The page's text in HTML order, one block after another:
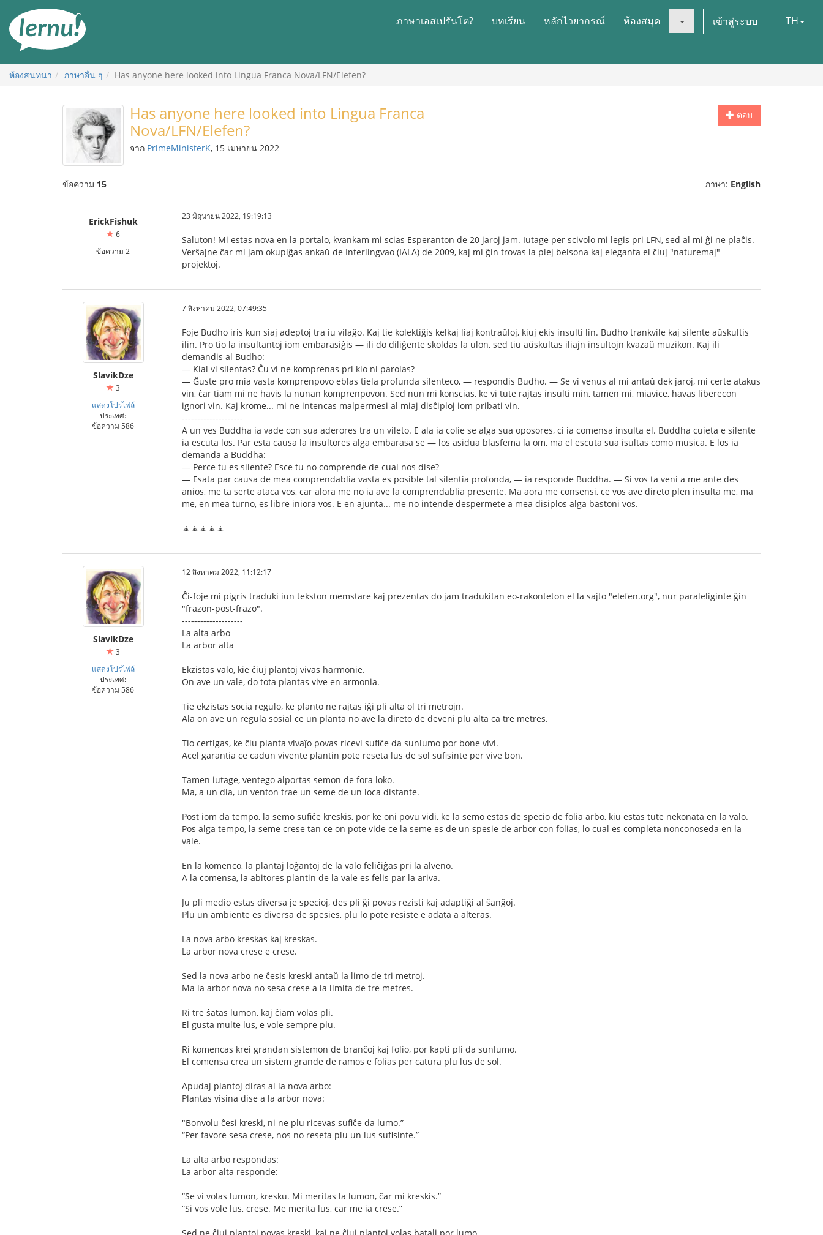
สารบัญ
ภาษาเอสเปรันโต? บทเรียน หลักไวยากรณ์ ห้องสมุด เข้าสู่ระบบ TH
ห้องสนทนา ภาษาอื่น ๆ Has anyone here looked into Lingua Franca Nova/LFN/Elefen?
ตอบ
Has anyone here looked into Lingua Franca
Nova/LFN/Elefen?
จาก PrimeMinisterK, 15 เมษายน 2022
ข้อความ 15 ภาษา: English
ErickFishuk
6
ข้อความ 2
23 มิถุนายน 2022, 19:19:13
Saluton! Mi estas nova en la portalo, kvankam mi scias Esperanton de 20 jaroj jam. Iutage per scivolo mi legis pri LFN, sed al mi ĝi ne plaĉis.
Verŝajne ĉar mi jam okupiĝas ankaŭ de Interlingvao (IALA) de 2009, kaj mi ĝin trovas la plej belsona kaj eleganta el ĉiuj "naturemaj"
projektoj.
SlavikDze
3
แสดงโปรไฟล์
ประเทศ:
ข้อความ 586
7 สิงหาคม 2022, 07:49:35
Foje Budho iris kun siaj adeptoj tra iu vilaĝo. Kaj tie kolektiĝis kelkaj liaj kontraŭloj, kiuj ekis insulti lin. Budho trankvile kaj silente aŭskultis
ilin. Pro tio la insultantoj iom embarasiĝis — ili do diliĝente skoldas la ulon, sed tiu aŭskultas iliajn insultojn kvazaŭ muzikon. Kaj ili
demandis al Budho:
— Kial vi silentas? Ĉu vi ne komprenas pri kio ni parolas?
— Ĝuste pro mia vasta komprenpovo eblas tiela profunda silenteco, — respondis Budho. — Se vi venus al mi antaŭ dek jaroj, mi certe atakus
vin, ĉar tiam mi ne havis la nunan komprenpovon. Sed nun mi konscias, ke vi tute rajtas insulti min, tamen mi, miavice, havas liberecon
ignori vin. Kaj krome... mi ne intencas malpermesi al miaj disĉiploj iom pribati vin.
--------------------
A un ves Buddha ia vade con sua aderores tra un vileto. E ala ia colie se alga sua oposores, ci ia comensa insulta el. Buddha cuieta e silente
ia escuta los. Par esta causa la insultores alga embarasa se — los asidua blasfema la om, ma el escuta sua isultas como musica. E los ia
demanda a Buddha:
— Perce tu es silente? Esce tu no comprende de cual nos dise?
— Esata par causa de mea comprendablia vasta es posible tal silentia profonda, — ia responde Buddha. — Si vos ta veni a me ante des
anios, me ta serte ataca vos, car alora me no ia ave la comprendablia presente. Ma aora me consensi, ce vos ave direto plen insulta me, ma
me, en mea turno, es libre iniora vos. E en ajunta... me no intende despermete a mea disiplos alga bastoni vos.
🧘🧘🧘🧘🧘
SlavikDze
3
แสดงโปรไฟล์
ประเทศ:
ข้อความ 586
12 สิงหาคม 2022, 11:12:17
Ĉi-foje mi pigris traduki iun tekston memstare kaj prezentas do jam tradukitan eo-rakonteton el la sajto "elefen.org", nur paraleliginte ĝin
"frazon-post-frazo".
--------------------
La alta arbo
La arbor alta
Ekzistas valo, kie ĉiuj plantoj vivas harmonie.
On ave un vale, do tota plantas vive en armonia.
Tie ekzistas socia regulo, ke planto ne rajtas iĝi pli alta ol tri metrojn.
Ala on ave un regula sosial ce un planta no ave la direto de deveni plu alta ca tre metres.
Tio certigas, ke ĉiu planta vivaĵo povas ricevi sufiĉe da sunlumo por bone vivi.
Acel garantia ce cadun vivente plantin pote reseta lus de sol sufisinte per vive bon.
Tamen iutage, ventego alportas semon de fora loko.
Ma, a un dia, un venton trae un seme de un loca distante.
Post iom da tempo, la semo sufiĉe kreskis, por ke oni povu vidi, ke la semo estas de specio de folia arbo, kiu estas tute nekonata en la valo.
Pos alga tempo, la seme crese tan ce on pote vide ce la seme es de un spesie de arbor con folias, lo cual es completa nonconoseda en la
vale.
En la komenco, la plantaj loĝantoj de la valo feliĉiĝas pri la alveno.
A la comensa, la abitores plantin de la vale es felis par la ariva.
Ju pli medio estas diversa je specioj, des pli ĝi povas rezisti kaj adaptiĝi al ŝanĝoj.
Plu un ambiente es diversa de spesies, plu lo pote resiste e adata a alteras.
La nova arbo kreskas kaj kreskas.
La arbor nova crese e crese.
Sed la nova arbo ne ĉesis kreski antaŭ la limo de tri metroj.
Ma la arbor nova no sesa crese a la limita de tre metres.
Ri tre ŝatas lumon, kaj ĉiam volas pli.
El gusta multe lus, e vole sempre plu.
Ri komencas krei grandan sistemon de branĉoj kaj folio, por kapti pli da sunlumo.
El comensa crea un sistem grande de ramos e folias per catura plu lus de sol.
Apudaj plantoj diras al la nova arbo:
Plantas visina dise a la arbor nova:
"Bonvolu ĉesi kreski, ni ne plu ricevas sufiĉe da lumo.”
“Per favore sesa crese, nos no reseta plu un lus sufisinte.”
La alta arbo respondas:
La arbor alta responde:
“Se vi volas lumon, kresku. Mi meritas la lumon, ĉar mi kreskis.”
“Si vos vole lus, crese. Me merita lus, car me ia crese.”